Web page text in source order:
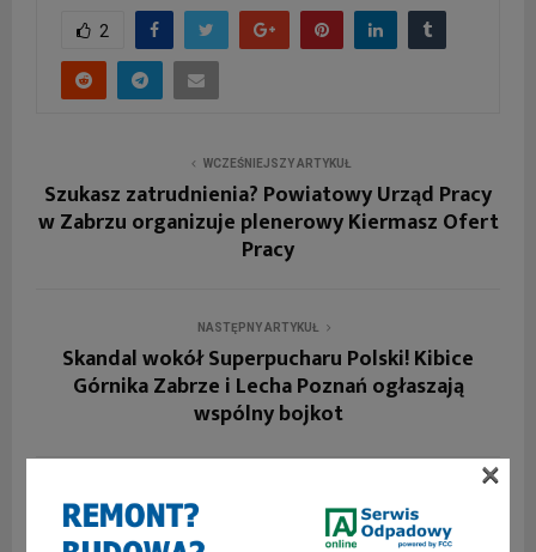
2
WCZEŚNIEJSZY ARTYKUŁ
Szukasz zatrudnienia? Powiatowy Urząd Pracy
w Zabrzu organizuje plenerowy Kiermasz Ofert
Pracy
NASTĘPNY ARTYKUŁ
Skandal wokół Superpucharu Polski! Kibice
Górnika Zabrze i Lecha Poznań ogłaszają
wspólny bojkot
PODOBNE ARTYKUŁY
×